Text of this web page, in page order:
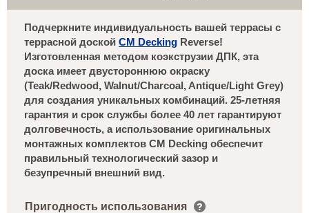
Подчеркните индивидуальность вашей террасы с
террасной доской CM Decking Reverse!
Изготовленная методом коэкструзии ДПК, эта
доска имеет двустороннюю окраску
(Teak/Redwood, Walnut/Charcoal, Antique/Light Grey)
для создания уникальных комбинаций. 25-летняя
гарантия и срок службы более 40 лет гарантируют
долговечность, а использование оригинальных
монтажных комплектов CM Decking обеспечит
правильный технологический зазор и
безупречный внешний вид.
Пригодность использования